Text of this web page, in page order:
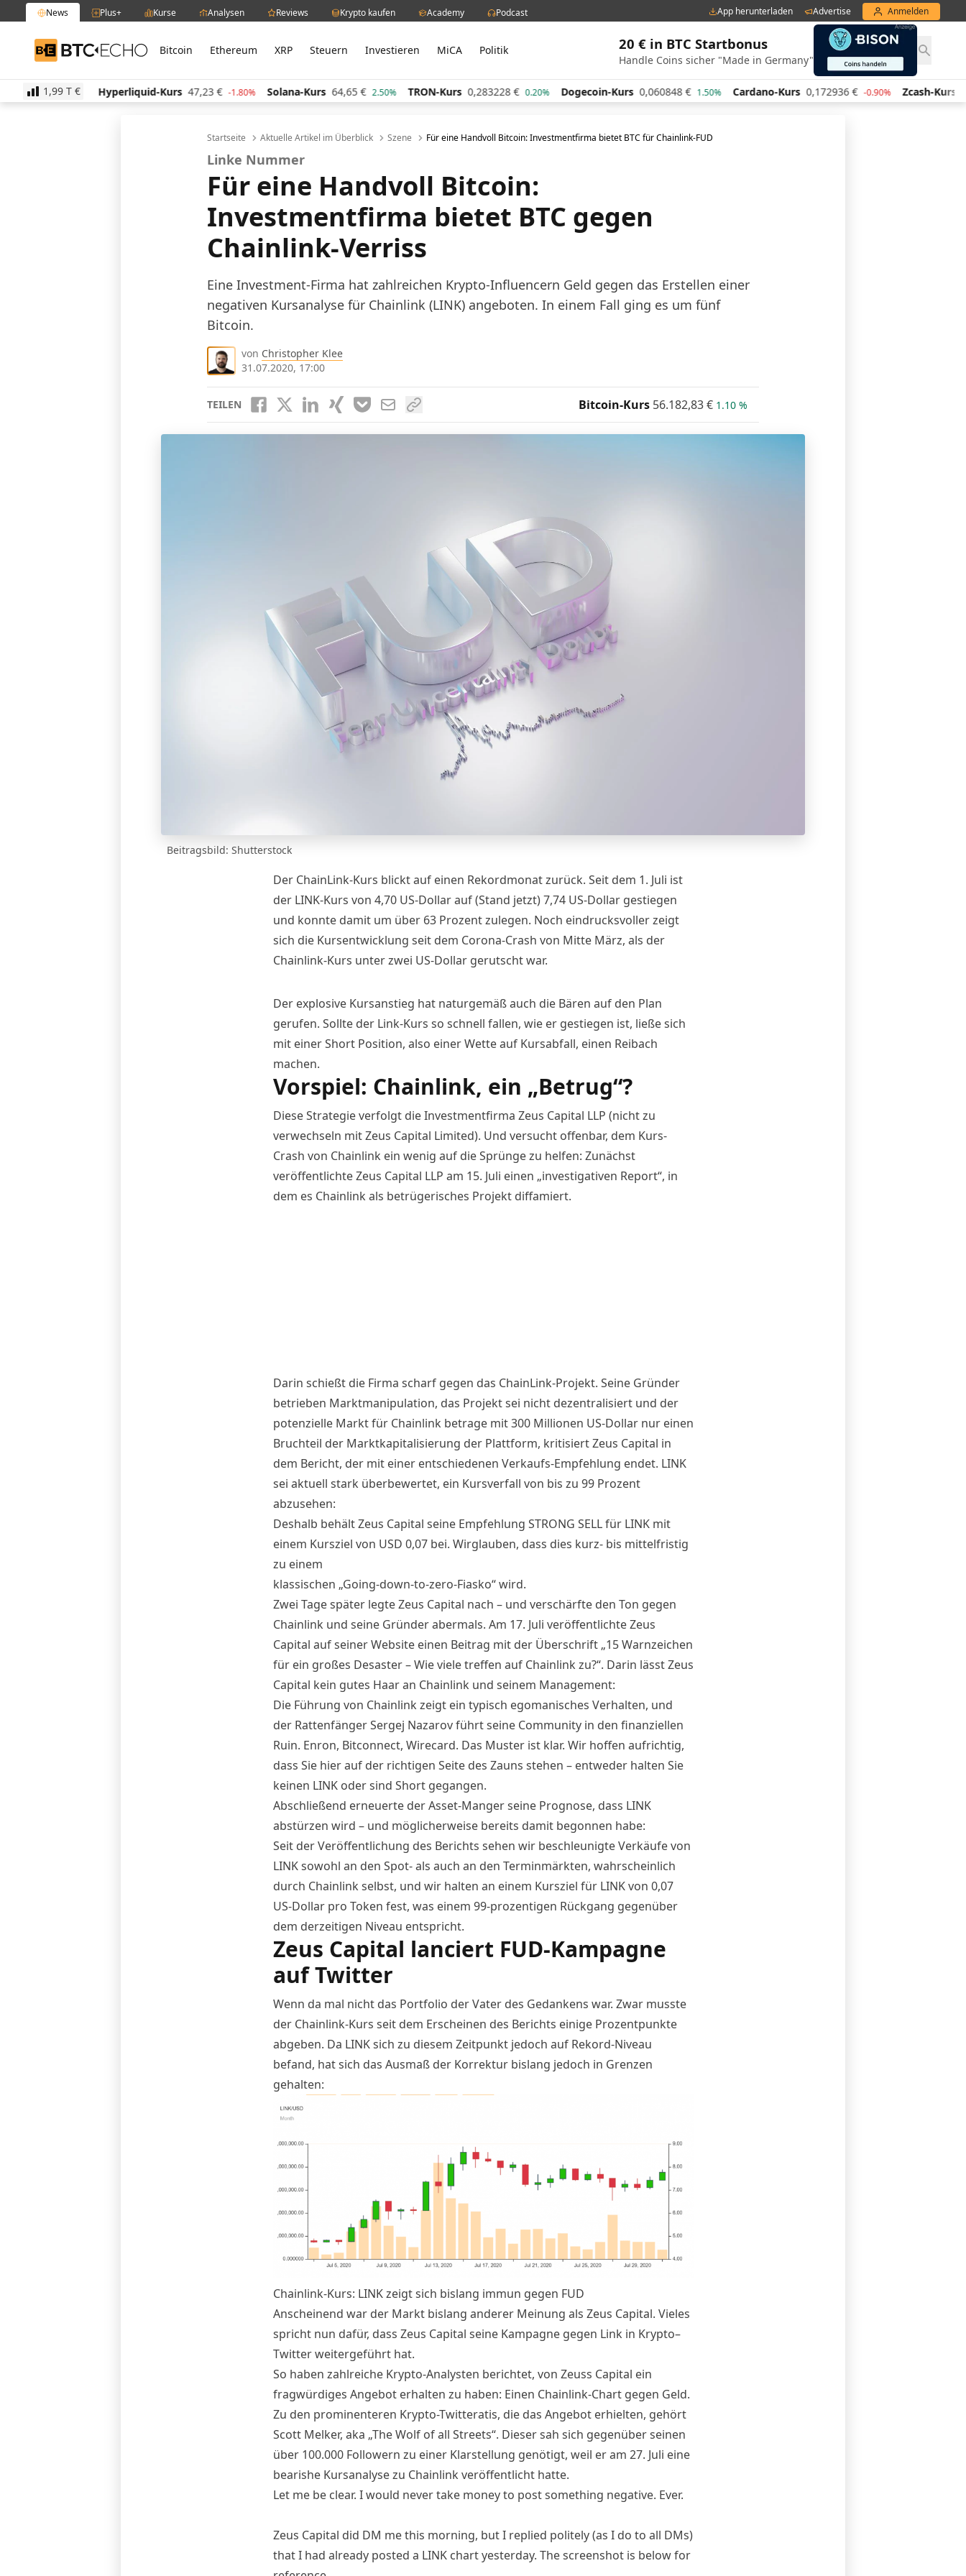
News Plus+ Kurse Analysen Reviews Krypto kaufen Academy Podcast App herunterladen Advertise Anmelden
BTC-ECHO Bitcoin Ethereum XRP Steuern Investieren MiCA Politik 20 € in BTC Startbonus
Handle Coins sicher "Made in Germany"
1,99 T €
€ 1.50% Hyperliquid-Kurs 47,23 € -1.80% Solana-Kurs 64,65 € 2.50% TRON-Kurs 0,283228 € 0.20% Dogecoin-Kurs 0,060848 € 1.50% Cardano-Kurs 0,172936 € -0.90% Zcash-Kurs
Startseite Aktuelle Artikel im Überblick Szene Für eine Handvoll Bitcoin: Investmentfirma bietet BTC für Chainlink-FUD
Linke Nummer
Für eine Handvoll Bitcoin:
Investmentfirma bietet BTC gegen
Chainlink-Verriss
Eine Investment-Firma hat zahlreichen Krypto-Influencern Geld gegen das Erstellen einer
negativen Kursanalyse für Chainlink (LINK) angeboten. In einem Fall ging es um fünf
Bitcoin.
von Christopher Klee
31.07.2020, 17:00
TEILEN Bitcoin-Kurs 56.182,83€ 1.10 %
Beitragsbild: Shutterstock
Der ChainLink-Kurs blickt auf einen Rekordmonatzurück. Seit dem 1. Juli ist
der LINK-Kurs von 4,70 US-Dollarauf (Stand jetzt) 7,74 US-Dollargestiegen
und konnte damit um über 63 Prozent zulegen. Noch eindrucksvoller zeigt
sich die Kursentwicklung seit dem Corona-Crash von Mitte März, als der
Chainlink-Kurs unter zwei US-Dollargerutscht war.
Der explosive Kursanstieg hat naturgemäß auch die Bären auf den Plan
gerufen. Sollte der Link-Kurs so schnell fallen, wie er gestiegen ist, ließe sich
mit einer Short Position, also einer Wette auf Kursabfall, einen Reibach
machen.
Vorspiel: Chainlink, ein „Betrug“?
Diese Strategie verfolgt die Investmentfirma Zeus Capital LLP (nicht zu
verwechseln mit Zeus Capital Limited). Und versucht offenbar, dem Kurs-
Crash von Chainlink ein wenig auf die Sprünge zu helfen: Zunächst
veröffentlichte Zeus Capital LLP am 15. Juli einen „investigativen Report“, in
dem es Chainlink als betrügerisches Projektdiffamiert.
Darin schießt die Firma scharf gegen das ChainLink-Projekt. Seine Gründer
betrieben Marktmanipulation, das Projektsei nicht dezentralisiert und der
potenzielle Markt für Chainlink betrage mit 300 Millionen US-Dollarnur einen
Bruchteil der Marktkapitalisierung der Plattform, kritisiert Zeus Capital in
dem Bericht, der mit einer entschiedenen Verkaufs-Empfehlung endet. LINK
sei aktuell stark überbewertet, ein Kursverfall von bis zu 99 Prozent
abzusehen:
Deshalb behält Zeus Capital seine Empfehlung STRONG SELL für LINK mit
einem Kursziel von USD 0,07 bei. Wirglauben, dass dies kurz- bis mittelfristig
zu einem
klassischen „Going-down-to-zero-Fiasko“ wird.
Zwei Tage später legte Zeus Capital nach – und verschärfte den Ton gegen
Chainlink und seine Gründer abermals. Am 17. Juli veröffentlichte Zeus
Capital auf seiner Website einen Beitrag mit der Überschrift „15 Warnzeichen
für ein großes Desaster – Wie viele treffen auf Chainlink zu?“. Darin lässt Zeus
Capital kein gutes Haar an Chainlink und seinem Management:
Die Führung von Chainlink zeigt ein typisch egomanisches Verhalten, und
der Rattenfänger Sergej Nazarov führt seine Community in den finanziellen
Ruin. Enron, Bitconnect, Wirecard. Das Muster ist klar. Wir hoffen aufrichtig,
dass Sie hier auf der richtigen Seite des Zauns stehen – entweder halten Sie
keinen LINK oder sind Short gegangen.
Abschließend erneuerte der Asset-Manger seine Prognose, dass LINK
abstürzen wird – und möglicherweise bereits damit begonnen habe:
Seit der Veröffentlichung des Berichts sehen wir beschleunigte Verkäufe von
LINK sowohl an den Spot- als auch an den Terminmärkten, wahrscheinlich
durch Chainlink selbst, und wir halten an einem Kursziel für LINK von 0,07
US-Dollar pro Token fest, was einem 99-prozentigen Rückgang gegenüber
dem derzeitigen Niveau entspricht.
Zeus Capital lanciert FUD-Kampagne
auf Twitter
Wenn da mal nicht das Portfolio der Vater des Gedankens war. Zwar musste
der Chainlink-Kurs seit dem Erscheinen des Berichts einige Prozentpunkte
abgeben. Da LINK sich zu diesem Zeitpunkt jedoch auf Rekord-Niveau
befand, hat sich das Ausmaß der Korrektur bislang jedoch in Grenzen
gehalten:
Chainlink-Kurs: LINK zeigt sich bislang immun gegen FUD
Anscheinend war der Markt bislang anderer Meinung als Zeus Capital. Vieles
spricht nun dafür, dass Zeus Capital seine Kampagnegegen Link in Krypto–
Twitterweitergeführt hat.
So haben zahlreiche Krypto-Analysten berichtet, von Zeuss Capital ein
fragwürdiges Angeboterhalten zu haben: Einen Chainlink-Chart gegen Geld.
Zu den prominenteren Krypto-Twitteratis, die das Angeboterhielten, gehört
Scott Melker, aka „The Wolf of all Streets“. Dieser sah sich gegenüber seinen
über 100.000 Followern zu einer Klarstellung genötigt, weil er am 27. Juli eine
bearishe Kursanalyse zu Chainlink veröffentlicht hatte.
Let me be clear. I would never take money to post something negative. Ever.
Zeus Capital did DM me this morning, but I replied politely (as I do to all DMs)
that I had already posted a LINK chart yesterday. The screenshot is below for